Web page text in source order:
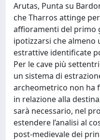
Arutas, Punta su
che Tharros attinge
affioramenti del primo
ipotizzarsi che almeno
estrattive identificate
Per le cave più
un sistema di
archeometrico non ha
in relazione alla
sarà necessario, nel
estendere l’analisi al
post-medievale dei